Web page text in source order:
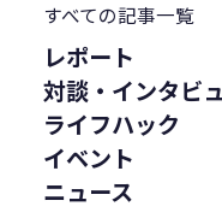
すべての記事一覧
レポート
対談・インタビ
ライフハック
イベント
ニュース